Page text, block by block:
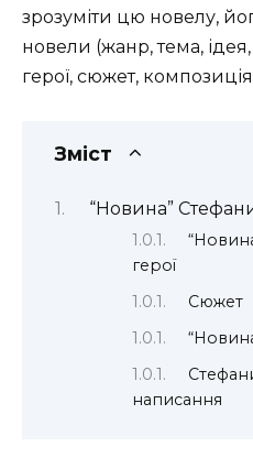
зрозуміти цю новелу,
новели (жанр, тема,
герої, сюжет,
Зміст
“Новина”
герої
Сюжет
написання